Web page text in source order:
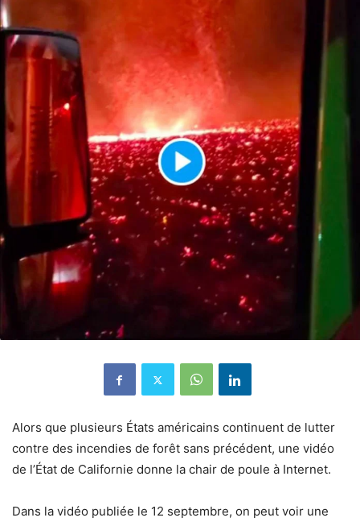
Alors que plusieurs États américains continuent de lutter
contre des incendies de forêt sans précédent, une vidéo
de l’État de Californie donne la chair de poule à Internet.
Dans la vidéo publiée le 12 septembre, on peut voir une